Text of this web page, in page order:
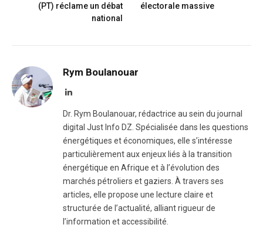
(PT) réclame un débat
national
électorale massive
Rym Boulanouar
LinkedIn
Dr. Rym Boulanouar, rédactrice au sein du journal
digital Just Info DZ. Spécialisée dans les questions
énergétiques et économiques, elle s’intéresse
particulièrement aux enjeux liés à la transition
énergétique en Afrique et à l’évolution des
marchés pétroliers et gaziers. À travers ses
articles, elle propose une lecture claire et
structurée de l’actualité, alliant rigueur de
l’information et accessibilité.